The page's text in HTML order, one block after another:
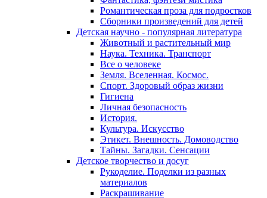
Романтическая проза для подростков
Сборники произведений для детей
Детская научно - популярная литература
Животный и растительный мир
Наука. Техника. Транспорт
Все о человеке
Земля. Вселенная. Космос.
Спорт. Здоровый образ жизни
Гигиена
Личная безопасность
История.
Культура. Искусство
Этикет. Внешность. Домоводство
Тайны. Загадки. Сенсации
Детское творчество и досуг
Рукоделие. Поделки из разных
материалов
Раскрашивание